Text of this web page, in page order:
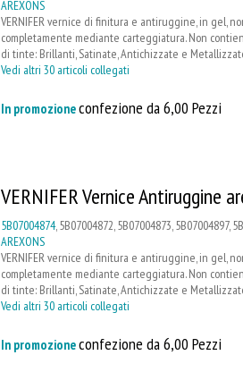
AREXONS
VERNIFER vernice di finitura e antiruggine, in gel,
completamente mediante carteggiatura. Non
di tinte: Brillanti, Satinate, Antichizzate e
Vedi altri 30 articoli collegati
In promozioneconfezione da 6,00 Pezzi
VERNIFER Vernice Antiruggine
5B07004874, 5B07004872, 5B07004873, 5B07004897,
AREXONS
VERNIFER vernice di finitura e antiruggine, in gel,
completamente mediante carteggiatura. Non
di tinte: Brillanti, Satinate, Antichizzate e
Vedi altri 30 articoli collegati
In promozioneconfezione da 6,00 Pezzi